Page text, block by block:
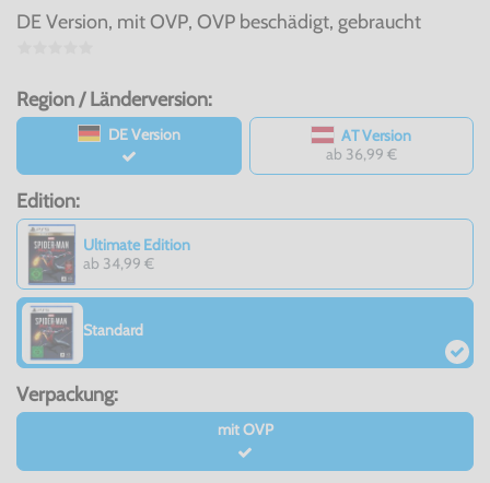
DE Version, mit OVP, OVP beschädigt, gebraucht
Region / Länderversion:
DE Version
AT Version
ab 36,99 €
Edition:
Ultimate Edition
ab 34,99 €
Standard
Verpackung:
mit OVP